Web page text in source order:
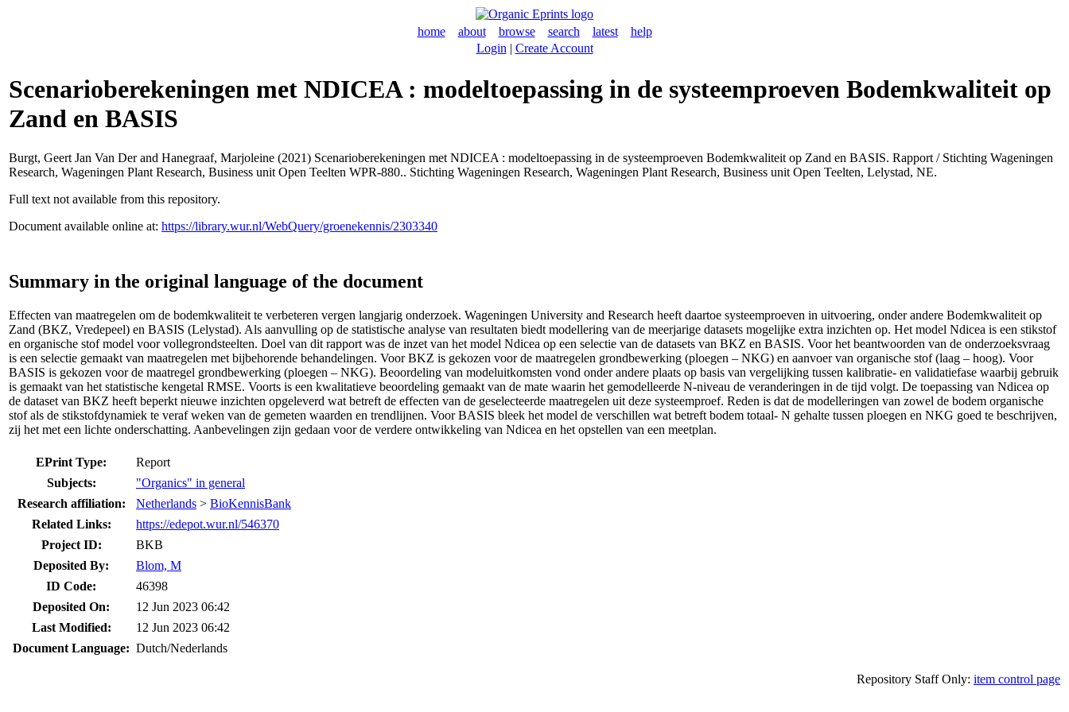
home about browse search latest
help
Login | Create Account
Scenarioberekeningen met NDICEA : modeltoepassing in de systeemproeven Bodemkwaliteit op
Zand en BASIS
Burgt, Geert Jan Van Derand Hanegraaf, Marjoleine (2021) Scenarioberekeningen met NDICEA : modeltoepassing in de systeemproeven Bodemkwaliteit op Zand en BASIS. Rapport / Stichting Wageningen
Research, Wageningen Plant Research, Business unit Open Teelten WPR-880.. Stichting Wageningen Research, Wageningen Plant Research, Business unit Open Teelten, Lelystad, NE.
Full text not available from this repository.
Document available online at: https://library.wur.nl/WebQuery/groenekennis/2303340
Summary in the original language of the document
Effecten van maatregelen om de bodemkwaliteit te verbeteren vergen langjarig onderzoek. Wageningen University and Research heeft daartoe systeemproeven in uitvoering, onder andere Bodemkwaliteit op
Zand (BKZ, Vredepeel) en BASIS (Lelystad). Als aanvulling op de statistische analyse van resultaten biedt modellering van de meerjarige datasets mogelijke extra inzichten op. Het model Ndicea is een stikstof
en organische stof model voor vollegrondsteelten. Doel van dit rapport was de inzet van het model Ndicea op een selectie van de datasets van BKZ en BASIS. Voor het beantwoorden van de onderzoeksvraag
is een selectie gemaakt van maatregelen met bijbehorende behandelingen. Voor BKZ is gekozen voor de maatregelen grondbewerking (ploegen – NKG) en aanvoer van organische stof (laag – hoog). Voor
BASIS is gekozen voor de maatregel grondbewerking (ploegen – NKG). Beoordeling van modeluitkomsten vond onder andere plaats op basis van vergelijking tussen kalibratie- en validatiefase waarbij gebruik
is gemaakt van het statistische kengetal RMSE. Voorts is een kwalitatieve beoordeling gemaakt van de mate waarin het gemodelleerde N-niveau de veranderingen in de tijd volgt. De toepassing van Ndicea op
de dataset van BKZ heeft beperkt nieuwe inzichten opgeleverd wat betreft de effecten van de geselecteerde maatregelen uit deze systeemproef. Reden is dat de modelleringen van zowel de bodem organische
stof als de stikstofdynamiek te veraf weken van de gemeten waarden en trendlijnen. Voor BASIS bleek het model de verschillen wat betreft bodem totaal- N gehalte tussen ploegen en NKG goed te beschrijven,
zij het met een lichte onderschatting. Aanbevelingen zijn gedaan voor de verdere ontwikkeling van Ndicea en het opstellen van een meetplan.
EPrint Type:
Report
Subjects:
"Organics" in general
Research affiliation:
Netherlands > BioKennisBank
Related Links:
https://edepot.wur.nl/546370
Project ID:
BKB
Deposited By:
Blom, M
ID Code:
46398
Deposited On:
12 Jun 2023 06:42
Last Modified:
12 Jun 2023 06:42
Document Language: Dutch/Nederlands
Repository Staff Only: item control page